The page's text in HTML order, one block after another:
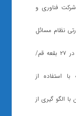
فناوری و
نظام مسائل
اجرای ۱۷۸ عنوان برنامه با محوریت دهه کرامت در ۲۷ بقعه قم/
استفاده از
الگو گیری از